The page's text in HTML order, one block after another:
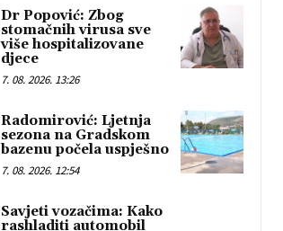
Dr Popović: Zbog
stomačnih virusa sve
više hospitalizovane
djece
7. 08. 2026. 13:26
Radomirović: Ljetnja
sezona na Gradskom
bazenu počela uspješno
7. 08. 2026. 12:54
Savjeti vozačima: Kako
rashladiti automobil